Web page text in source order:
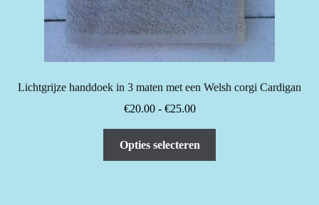
Lichtgrijze handdoek in 3 maten met een Welsh corgi Cardigan
€20.00 - €25.00Prijsklasse:
tot
€25.00
Opties selecteren